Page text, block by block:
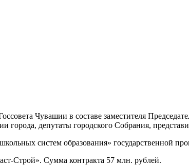
Чувашии в составе заместителя
города, депутаты городского Собрания,
систем образования» государственной
Строй». Сумма контракта 57 млн. рублей.